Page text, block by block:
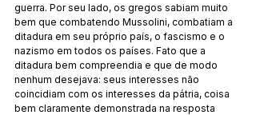
guerra. Por seu lado, os gregos sabiam muito
bem que combatendo Mussolini, combatiam a
ditadura em seu próprio país, o fascismo e o
nazismo em todos os países. Fato que a
ditadura bem compreendia e que de modo
nenhum desejava: seus interesses não
coincidiam com os interesses da pátria, coisa
bem claramente demonstrada na resposta